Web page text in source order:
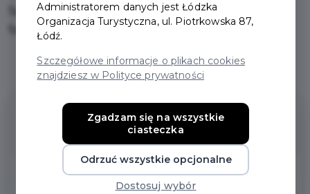
Sprawdź, kiedy nastąpi odbiór poszczególnych
typów odpadów
Gdzie mam wyrzucić
odpad?
Administratorem danych jest Łódzka
Organizacja Turystyczna, ul. Piotrkowska 87,
Łódź.
Szczegółowe informacje o plikach cookies
znajdziesz w Polityce prywatności
Zgadzam się na wszystkie
ciasteczka
Odrzuć wszystkie opcjonalne
Dostosuj wybór